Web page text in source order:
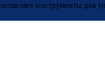
инструменты для